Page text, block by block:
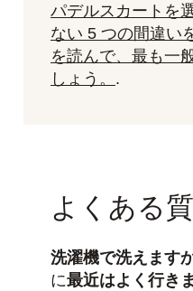
パデルスカートを
ない 5 つの間違い
を読んで、最も一
しょう。 .
よくある
洗濯機で洗えます
に最近はよく行き